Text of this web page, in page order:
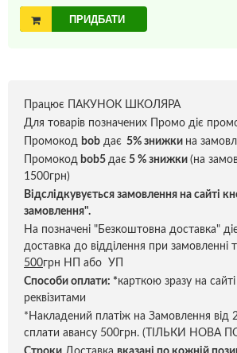
ПРИДБАТИ
Працює ПАКУНОК ШКОЛЯРА
Для товарів позначених Промо діє
Промокод bob дає 5% знижки на
Промокод bob5 дає 5 % знижки (на
1500грн)
Відслідкувується замовлення на сайті
замовлення".
На позначені "Безкоштовна доставка"
доставка до відділення при замовленні
500грн НП або УП
Способи оплати: *карткою зразу на
реквізитами
*Накладений платіж на Замовлення від
сплати авансу 500грн. (ТІЛЬКИ НОВА